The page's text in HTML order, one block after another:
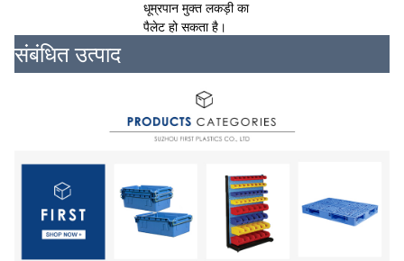
धूम्रपान मुक्त लकड़ी का
पैलेट हो सकता है।
संबंधित उत्पाद